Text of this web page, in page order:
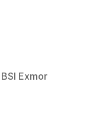
Exmor